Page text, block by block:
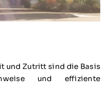
und Zutritt sind die Basis
und effiziente